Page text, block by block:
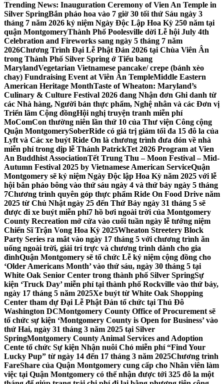
Trending News: Inauguration Ceremony of Vien An Temple in
Silver SpringBắn pháo hoa vào 7 giờ 30 tối thứ Sáu ngày 3
tháng 7 năm 2026 kỷ niệm Ngày Độc Lập Hoa Kỳ 250 năm tại
quận MontgomeryThành Phố Poolesville dời Lễ hội July 4th
Celebration and Fireworks sang ngày 5 tháng 7 năm
2026Chương Trình Đại Lễ Phật Đản 2026 tại Chùa Viên Ân
trong Thành Phố Silver Spring ở Tiểu bang
MarylandVegetarian Vietnamese pancake/ crepe (bánh xèo
chay) Fundraising Event at Viên Ân TempleMiddle Eastern
American Heritage MonthTaste of Wheaton: Maryland’s
Culinary & Culture Festival 2026 đang Nhận đơn Ghi danh từ
các Nhà hàng, Người bán thực phẩm, Nghệ nhân và các Đơn vị
Triển lãm Cộng đồngHội nghị truyện tranh miễn phí
MoComCon thường niên lần thứ 10 của Thư viện Công cộng
Quận MontgomerySoberRide có giá trị giảm tối đa 15 đô la của
Lyft và Các xe buýt Ride On là chương trình đưa đón về nhà
miễn phí trong dịp lễ Thánh PatrickTet 2026 Program at Vien
An Buddhist AssociationTết Trung Thu – Moon Festival – Mid-
Autumn Festival 2025 by Vietnamese American ServiceQuận
Montgomery sẽ kỷ niệm Ngày Độc lập Hoa Kỳ năm 2025 với lễ
hội bắn pháo bông vào thứ sáu ngày 4 và thứ bảy ngày 5 tháng
7Chương trình quyên góp thực phẩm Ride On Food Drive năm
2025 từ Chủ Nhật ngày 25 đến Thứ Bảy ngày 31 tháng 5 sẽ
được đi xe buýt miễn phí7 hồ bơi ngoài trời của Montgomery
County Recreation mở cửa vào cuối tuần ngày lễ tưởng niệm
Chiến Sĩ Trận Vong Hoa Kỳ 2025Wheaton Streetery Block
Party Series ra mắt vào ngày 17 tháng 5 với chương trình ăn
uống ngoài trời, giải trí trực và chương trình dành cho gia
đìnhQuận Montgomery sẽ tổ chức Lễ kỷ niệm cộng đồng cho
‘Older Americans Month’ vào thứ sáu, ngày 30 tháng 5 tại
White Oak Senior Center trong thành phố Silver SpringSự
kiện ‘Truck Day’ miễn phí tại thành phố Rockville vào thứ bảy,
ngày 17 tháng 5 năm 2025Xe buýt từ White Oak Shopping
Center tham dự Đại Lễ Phật Đản tổ chức tại Thủ Đô
Washington DCMontgomery County Office of Procurement sẽ
tổ chức sự kiện ‘Montgomery County is Open for Business’ vào
thứ Hai, ngày 31 tháng 3 năm 2025 tại Silver
SpringMontgomery County Animal Services and Adoption
Cente tổ chức Sự kiện Nhận nuôi Chó miễn phí “Find Your
Lucky Pup” từ ngày 14 đến 17 tháng 3 năm 2025Chương trình
FareShare của Quận Montgomery cung cấp cho Nhân viên làm
việc tại Quận Montgomery có thể nhận được tới 325 đô la một